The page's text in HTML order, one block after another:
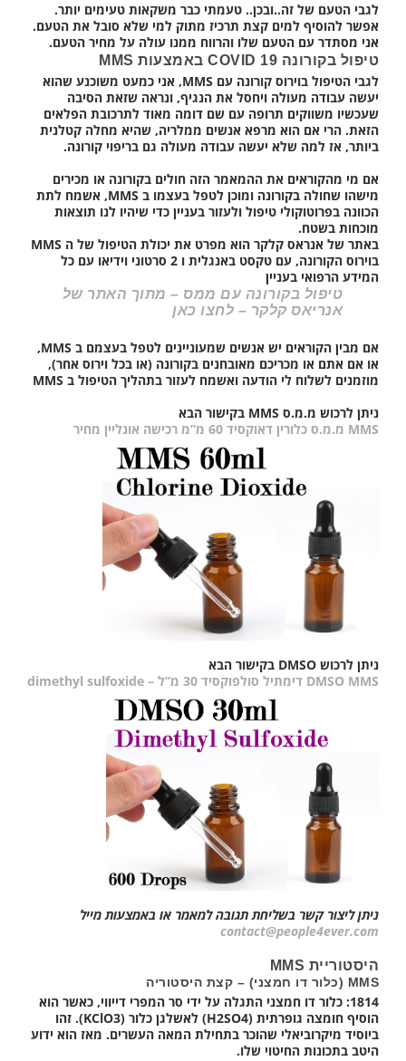
לגבי הטעם של זה..ובכן.. טעמתי כבר משקאות טעימים יותר.
אפשר להוסיף למים קצת תרכיז מתוק למי שלא סובל את הטעם.
אני מסתדר עם הטעם שלו והרווח ממנו עולה על מחיר הטעם.
טיפול בקורונה COVID 19 באמצעות MMS
לגבי הטיפול בוירוס קורונה עם MMS, אני כמעט משוכנע שהוא
יעשה עבודה מעולה ויחסל את הנגיף, ונראה שזאת הסיבה
שעכשיו משווקים תרופה עם שם דומה מאוד לתרכובת הפלאים
הזאת. הרי אם הוא מרפא אנשים ממלריה, שהיא מחלה קטלנית
ביותר, אז למה שלא יעשה עבודה מעולה גם בריפוי קורונה.
אם מי מהקוראים את ההמאמר הזה חולים בקורונה או מכירים
מישהו שחולה בקורונה ומוכן לטפל בעצמו ב MMS, אשמח לתת
הכוונה בפרוטוקולי טיפול ולעזור בעניין כדי שיהיו לנו תוצאות
מוכחות בשטח.
באתר של אנראס קלקר הוא מפרט את יכולת הטיפול של ה MMS
בוירוס הקורונה, עם טקסט באנגלית ו 2 סרטוני וידיאו עם כל
המידע הרפואי בעניין
טיפול בקורונה עם ממס – מתוך האתר של
אנריאס קלקר – לחצו כאן
אם מבין הקוראים יש אנשים שמעוניינים לטפל בעצמם ב MMS,
או אם אתם או מכריכם מאובחנים בקורונה (או בכל וירוס אחר),
מוזמנים לשלוח לי הודעה ואשמח לעזור בתהליך הטיפול ב MMS
ניתן לרכוש מ.מ.ס MMS בקישור הבא
MMS מ.מ.ס כלורין דאוקסיד 60 מ”מ רכישה אונליין מחיר
ניתן לרכוש DMSO בקישור הבא
DMSO MMS דימתיל סולפוקסיד 30 מ”ל – dimethyl sulfoxide
ניתן ליצור קשר בשליחת תגובה למאמר או באמצעות מייל
contact@people4ever.com
היסטוריית MMS
MMS (כלור דו חמצני) – קצת היסטוריה
1814: כלור דו חמצני התגלה על ידי סר המפרי דייווי, כאשר הוא
הוסיף חומצה גופרתית (H2SO4) לאשלגן כלור (KClO3). זהו
ביוסיד מיקרוביאלי שהוכר בתחילת המאה העשרים. מאז הוא ידוע
היטב בתכונות החיטוי שלו.